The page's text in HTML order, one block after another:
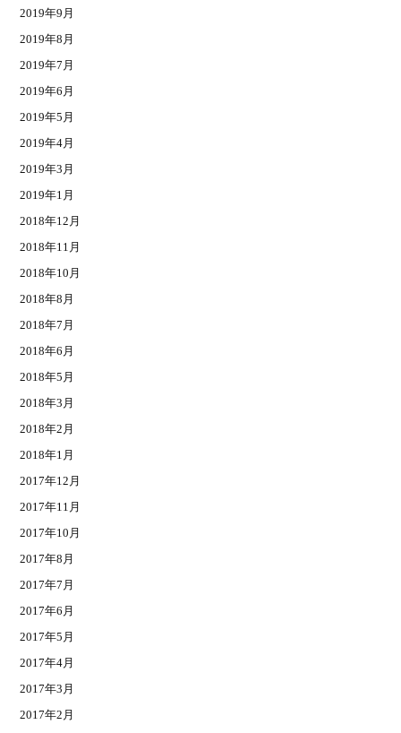
2019年9月
2019年8月
2019年7月
2019年6月
2019年5月
2019年4月
2019年3月
2019年1月
2018年12月
2018年11月
2018年10月
2018年8月
2018年7月
2018年6月
2018年5月
2018年3月
2018年2月
2018年1月
2017年12月
2017年11月
2017年10月
2017年8月
2017年7月
2017年6月
2017年5月
2017年4月
2017年3月
2017年2月